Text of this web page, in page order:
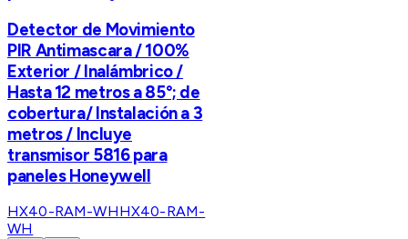
Detector de Movimiento
PIR Antimascara / 100%
Exterior / Inalámbrico /
Hasta 12 metros a 85°; de
cobertura/ Instalación a 3
metros / Incluye
transmisor 5816 para
paneles Honeywell
HX40-RAM-WHHX40-RAM-
WH